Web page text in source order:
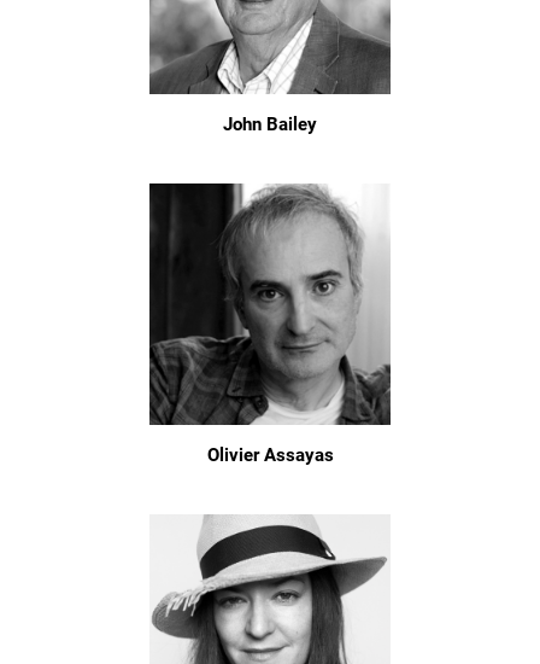
John Bailey
Olivier Assayas